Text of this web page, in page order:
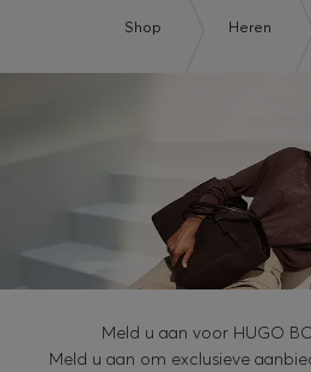
Shop Heren
Meld u aan voor HUGO
Meld u aan om exclusieve